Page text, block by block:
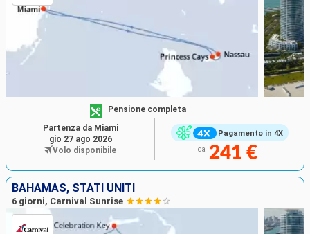
Pagamento in 4X
Pensione completa
da 241 €
Partenza da Miami
gio 27 ago 2026
Volo disponibile
BAHAMAS, STATI UNITI
6 giorni, Carnival Sunrise